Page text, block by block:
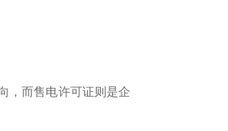
，而售电许可证则是企